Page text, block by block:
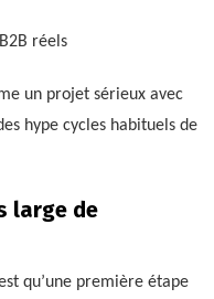
réels
un projet sérieux avec
hype cycles habituels de
large de
qu’une première étape